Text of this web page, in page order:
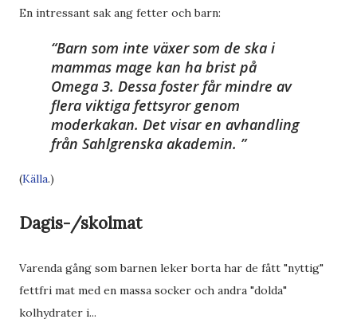
En intressant sak ang fetter och barn:
Barn som inte växer som de ska i
mammas mage kan ha brist på
Omega 3. Dessa foster får mindre av
flera viktiga fettsyror genom
moderkakan. Det visar en avhandling
från Sahlgrenska akademin.
(Källa.)
Dagis-/skolmat
Varenda gång som barnen leker borta har de fått "nyttig"
fettfri mat med en massa socker och andra "dolda"
kolhydrater i...